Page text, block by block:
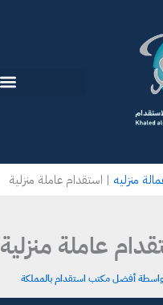
منزليه | استقدام عاملة منزلية
عاملة منزلية
أفضل مكتب استقدام بالمملكة